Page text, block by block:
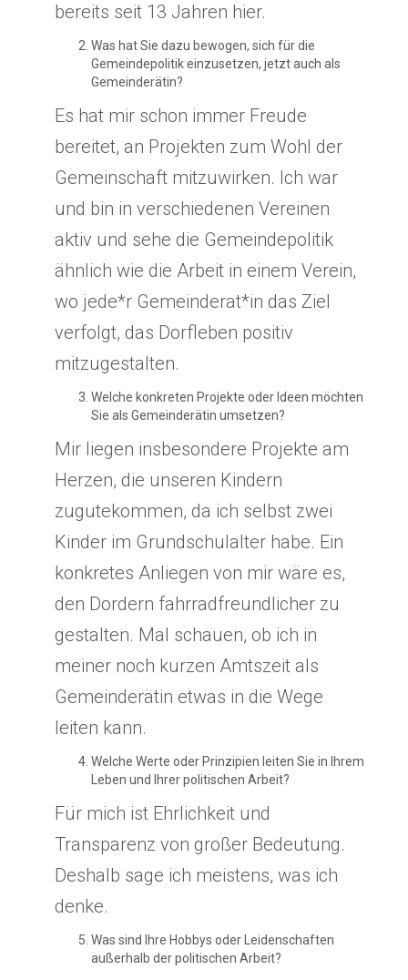
bereits seit 13 Jahren hier.
Was hat Sie dazu bewogen, sich für die
Gemeindepolitik einzusetzen, jetzt auch als
Gemeinderätin?
Es hat mir schon immer Freude
bereitet, an Projekten zum Wohl der
Gemeinschaft mitzuwirken. Ich war
und bin in verschiedenen Vereinen
aktiv und sehe die Gemeindepolitik
ähnlich wie die Arbeit in einem Verein,
wo jede*r Gemeinderat*in das Ziel
verfolgt, das Dorfleben positiv
mitzugestalten.
Welche konkreten Projekte oder Ideen möchten
Sie als Gemeinderätin umsetzen?
Mir liegen insbesondere Projekte am
Herzen, die unseren Kindern
zugutekommen, da ich selbst zwei
Kinder im Grundschulalter habe. Ein
konkretes Anliegen von mir wäre es,
den Dordern fahrradfreundlicher zu
gestalten. Mal schauen, ob ich in
meiner noch kurzen Amtszeit als
Gemeinderätin etwas in die Wege
leiten kann.
Welche Werte oder Prinzipien leiten Sie in Ihrem
Leben und Ihrer politischen Arbeit?
Für mich ist Ehrlichkeit und
Transparenz von großer Bedeutung.
Deshalb sage ich meistens, was ich
denke.
Was sind Ihre Hobbys oder Leidenschaften
außerhalb der politischen Arbeit?